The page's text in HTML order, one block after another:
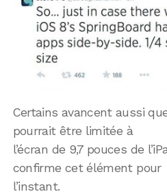
Certains avancent aussi
pourrait être limitée à
l’écran de 9,7 pouces de
confirme cet élément pour
l’instant.